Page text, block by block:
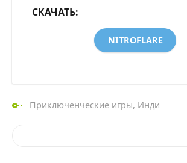
СКАЧАТЬ:
NITROFLARE
Приключенческие игры, Инди